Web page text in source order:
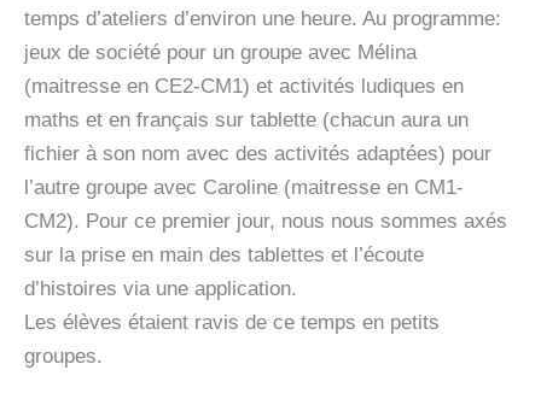
temps d’ateliers d’environ une heure. Au programme:
jeux de société pour un groupe avec Mélina
(maitresse en CE2-CM1) et activités ludiques en
maths et en français sur tablette (chacun aura un
fichier à son nom avec des activités adaptées) pour
l’autre groupe avec Caroline (maitresse en CM1-
CM2). Pour ce premier jour, nous nous sommes axés
sur la prise en main des tablettes et l’écoute
d’histoires via une application.
Les élèves étaient ravis de ce temps en petits
groupes.